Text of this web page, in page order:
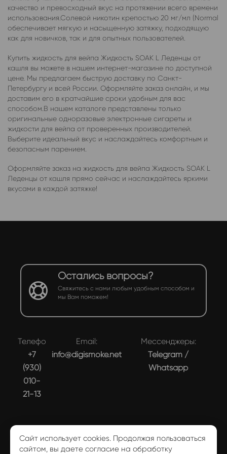
качество и превосходный вкус на протяжении всего времени
использования.Солевой никотин крепостью 20 мг/мл (Normal
обеспечивает мягкую и насыщенную затяжку, подходящую
как для новичков, так и для опытных пользователей.
Купить жидкость для вейпа Жидкость SOAK L Леденцы от
кашля вы можете в нашем интернет-магазине по доступной
цене. Мы предлагаем быструю доставку по Санкт-
Петербургу и всей России. Оформляйте заказ онлайн, и мы
доставим его в кратчайшие сроки удобным для вас
способом.В нашем каталоге представлены только
оригинальные одноразовые электронные сигареты и
жидкости для вейпа от проверенных производителей.
Выберите идеальный вкус и наслаждайтесь комфортным и
безопасным парением.
Оформляйте заказ на жидкость для вейпа Жидкость SOAK L
Леденцы от кашля прямо сейчас и наслаждайтесь яркими
вкусами в каждой затяжке!
Остались вопросы?
Свяжитесь с нами любым удобным способом и
мы Вам поможем!
Телефон:
+7
(930)
010-
21-13
Email:
info@digismoke.net
Мессенджеры:
Telegram /
Whatsapp
Сайт использует cookies. Продолжая пользоваться
сайтом, вы даете согласие на обработку